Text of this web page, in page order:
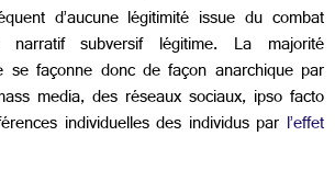
d’aucune légitimité issue du combat
subversif légitime. La majorité
se façonne donc de façon anarchique par
media, des réseaux sociaux, ipso facto
individuelles des individus par l’effet